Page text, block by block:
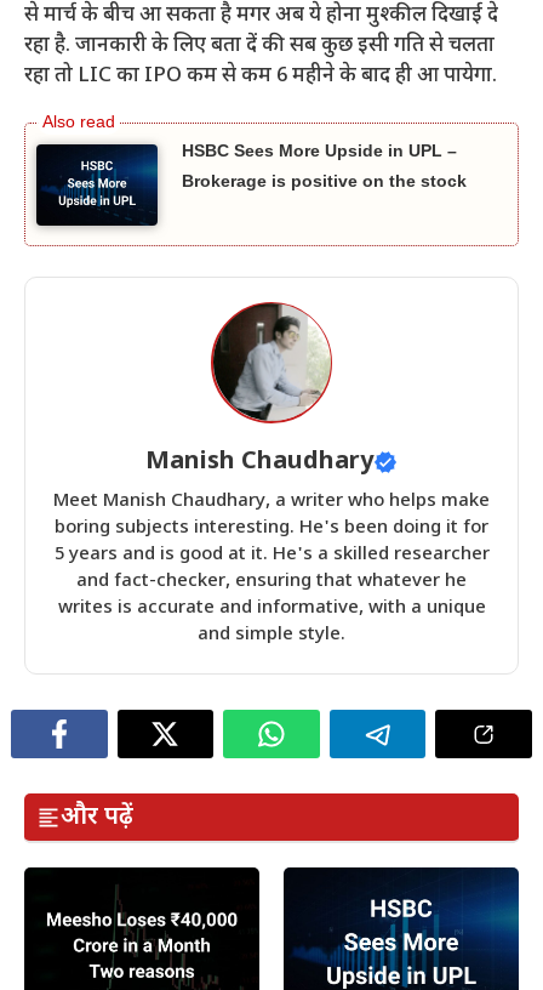
से मार्च के बीच आ सकता है मगर अब ये होना मुश्कील दिखाई दे
रहा है. जानकारी के लिए बता दें की सब कुछ इसी गति से चलता
रहा तो LIC का IPO कम से कम 6 महीने के बाद ही आ पायेगा.
HSBC Sees More Upside in UPL –
Brokerage is positive on the stock
Manish Chaudhary
Meet Manish Chaudhary, a writer who helps make
boring subjects interesting. He's been doing it for
5 years and is good at it. He's a skilled researcher
and fact-checker, ensuring that whatever he
writes is accurate and informative, with a unique
and simple style.
और पढ़ें